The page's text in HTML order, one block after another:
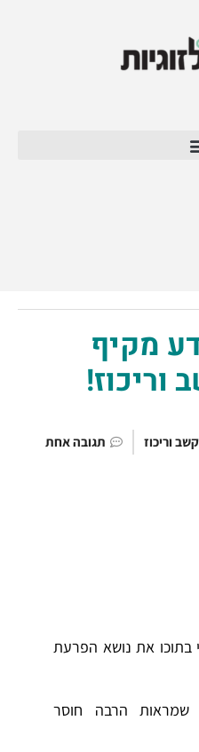
מקיף
וריכוז!
וריכוז תגובה אחת
בתוכו את נושא הפרעת
שמראות הרבה חוסר